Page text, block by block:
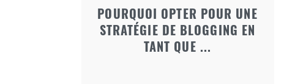
POURQUOI OPTER POUR UNE
STRATÉGIE DE BLOGGING EN
TANT QUE ...